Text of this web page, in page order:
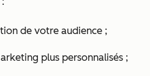
de votre audience ;
plus personnalisés ;